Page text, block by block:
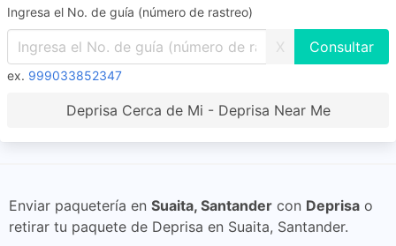
Ingresa el No. de guía (número de rastreo)
X
ex. 999033852347
Deprisa Cerca de Mi - Deprisa Near Me
Enviar paquetería en Suaita, Santander con Deprisa o
retirar tu paquete de Deprisa en Suaita, Santander.